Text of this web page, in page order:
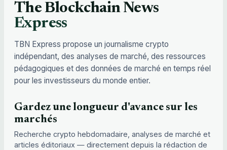
The Blockchain News
Express
TBN Express propose un journalisme crypto
indépendant, des analyses de marché, des ressources
pédagogiques et des données de marché en temps réel
pour les investisseurs du monde entier.
Gardez une longueur d'avance sur les
marchés
Recherche crypto hebdomadaire, analyses de marché et
articles éditoriaux — directement depuis la rédaction de